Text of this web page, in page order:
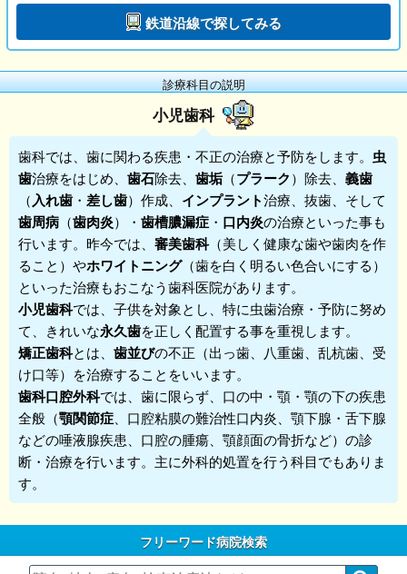
鉄道沿線で探してみる
診療科目の説明
小児歯科
歯科では、歯に関わる疾患・不正の治療と予防をします。 虫
歯治療をはじめ、 歯石除去、 歯垢 （プラーク）除去、 義歯
（入れ歯 ・ 差し歯）作成、 インプラント治療、抜歯、そして
歯周病 （歯肉炎）・ 歯槽膿漏症 ・ 口内炎の治療といった事も
行います。昨今では、 審美歯科（美しく健康な歯や歯肉を作
ること）やホワイトニング（歯を白く明るい色合いにする）
といった治療もおこなう歯科医院があります。
小児歯科では、子供を対象とし、特に虫歯治療・予防に努め
て、きれいな永久歯を正しく配置する事を重視します。
矯正歯科とは、 歯並びの不正（出っ歯、八重歯、乱杭歯、受
け口等）を治療することをいいます。
歯科口腔外科では、歯に限らず、口の中・顎・顎の下の疾患
全般（顎関節症 、口腔粘膜の難治性口内炎、顎下腺・舌下腺
などの唾液腺疾患、口腔の腫瘍、顎顔面の骨折など）の診
断・治療を行います。主に外科的処置を行う科目でもありま
す。
フリーワード病院検索